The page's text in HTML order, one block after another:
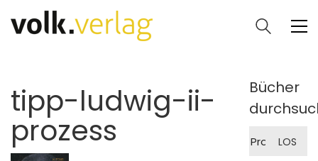
tipp-ludwig-ii-
prozess
Bücher
nach:
LOS